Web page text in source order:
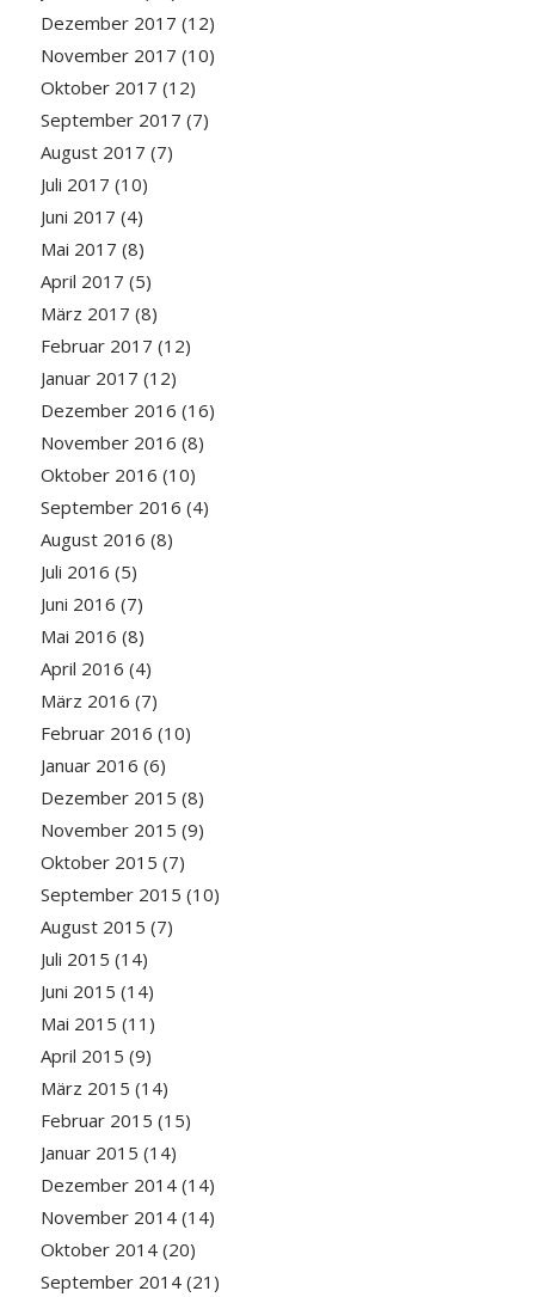
Dezember 2017 (12)
November 2017 (10)
Oktober 2017 (12)
September 2017 (7)
August 2017 (7)
Juli 2017 (10)
Juni 2017 (4)
Mai 2017 (8)
April 2017 (5)
März 2017 (8)
Februar 2017 (12)
Januar 2017 (12)
Dezember 2016 (16)
November 2016 (8)
Oktober 2016 (10)
September 2016 (4)
August 2016 (8)
Juli 2016 (5)
Juni 2016 (7)
Mai 2016 (8)
April 2016 (4)
März 2016 (7)
Februar 2016 (10)
Januar 2016 (6)
Dezember 2015 (8)
November 2015 (9)
Oktober 2015 (7)
September 2015 (10)
August 2015 (7)
Juli 2015 (14)
Juni 2015 (14)
Mai 2015 (11)
April 2015 (9)
März 2015 (14)
Februar 2015 (15)
Januar 2015 (14)
Dezember 2014(14)
November 2014(14)
Oktober 2014(20)
September 2014(21)